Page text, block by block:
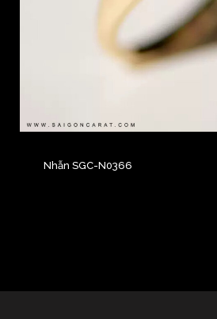
Nhẫn SGC-N0366